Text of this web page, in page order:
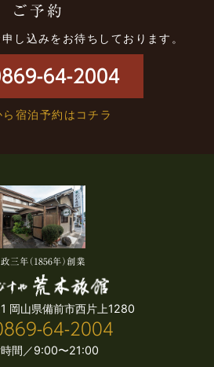
ご予約
し込みをお待ちしております。
64-2004
ら宿泊予約はコチラ
三年（1856年）創業
岡山県備前市西片上1280
64-2004
間／9:00〜21:00